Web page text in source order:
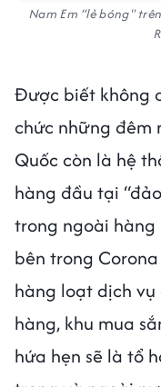
Nam Em “lẻ bóng"
Được biết không
chức những đêm
Quốc còn là hệ
hàng đầu tại
trong ngoài
bên trong
hàng loạt dịch
hàng, khu mua
hứa hẹn sẽ là tổ